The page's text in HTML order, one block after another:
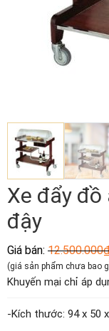
Xe đẩy
đậy
Giá bán: 12.500.000₫
(giá sản phẩm chưa bao
Khuyến mại chỉ áp
-Kích thước: 94 x 50